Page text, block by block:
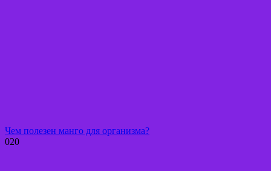
Чем полезен манго для организма?
020